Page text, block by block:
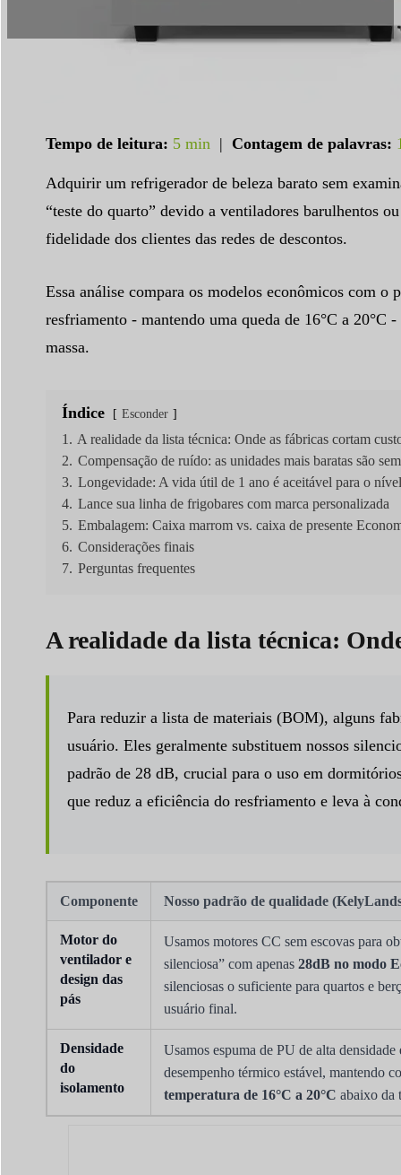
Tempo de leitura: 5 min| Contagem de palavras:
Adquirir um refrigerador de beleza barato sem
“teste do quarto” devido a ventiladores barulhentos
fidelidade dos clientes das redes de descontos.
Essa análise compara os modelos econômicos com
resfriamento - mantendo uma queda de 16°C a
massa.
Índice Esconder
1. A realidade da lista técnica: Onde as fábricas cortam
2. Compensação de ruído: as unidades mais baratas são
3. Longevidade: A vida útil de 1 ano é aceitável para o
4. Lance sua linha de frigobares com marca personalizada
5. Embalagem: Caixa marrom vs. caixa de presente
6. Considerações finais
7. Perguntas frequentes
A realidade da lista técnica:
Para reduzir a lista de materiais (BOM), alguns
usuário. Eles geralmente substituem nossos
padrão de 28 dB, crucial para o uso em
que reduz a eficiência do resfriamento e leva à
Componente Nosso padrão de qualidade
Motor do
ventilador e
design das
pás
Usamos motores CC sem escovas para
silenciosa” com apenas 28dB no modo
silenciosas o suficiente para quartos e
usuário final.
Densidade
do
isolamento
Usamos espuma de PU de alta
desempenho térmico estável, mantendo
temperatura de 16°C a 20°C abaixo da